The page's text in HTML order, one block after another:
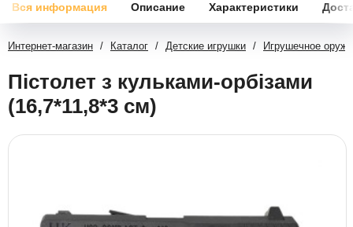
Вся информация Описание Характеристики
Интернет-магазин / Каталог / Детские игрушки / Игрушечное
Пістолет з кульками-орбізами
(16,7*11,8*3 см)